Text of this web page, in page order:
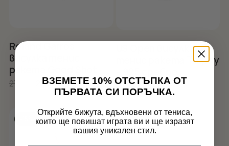
Нямате артикули в количката.
Roland Garros
висулка тенис
ракета Good Shot
27.60
Original
27.60€.
23.46€Текущата
цена
23.46€.
US Open висулка
тенис ракета Trophy
26.45 € Original
price
26.45€.
22.48€Текущата
цена
22.48€.
ВЗЕМЕТЕ 10% ОТСТЪПКА ОТ
ПЪРВАТА СИ ПОРЪЧКА.
Открийте бижута, вдъхновени от тениса,
които ще повишат играта ви и ще изразят
вашия уникален стил.